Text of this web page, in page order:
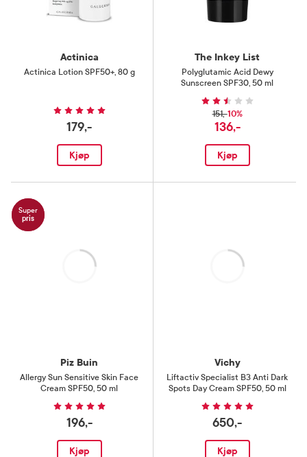
Actinica
Actinica Lotion SPF50+, 80 g
179,-
Kjøp
The Inkey List
Polyglutamic Acid Dewy
Sunscreen SPF30, 50 ml
151,-10%
136,-
Kjøp
Super
pris
Piz Buin
Allergy Sun Sensitive Skin Face
Cream SPF50, 50 ml
196,-
Kjøp
Vichy
Liftactiv Specialist B3 Anti Dark
Spots Day Cream SPF50, 50 ml
650,-
Kjøp